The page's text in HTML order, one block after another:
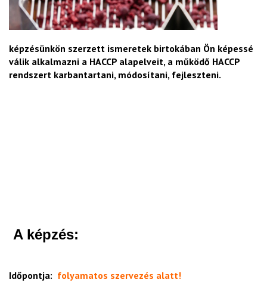
képzésünkön szerzett ismeretek birtokában Ön képessé
válik alkalmazni a HACCP alapelveit, a működő HACCP
rendszert karbantartani, módosítani, fejleszteni.
A képzés:
Időpontja: folyamatos szervezés alatt!